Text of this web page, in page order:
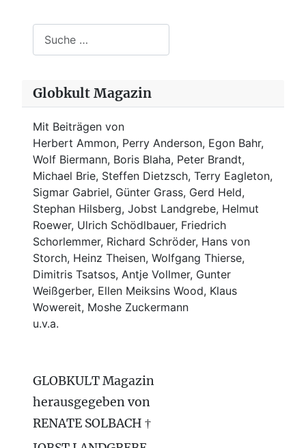
Globkult Magazin
Mit Beiträgen von
Herbert Ammon, Perry Anderson, Egon Bahr,
Wolf Biermann, Boris Blaha, Peter Brandt,
Michael Brie, Steffen Dietzsch, Terry Eagleton,
Sigmar Gabriel, Günter Grass, Gerd Held,
Stephan Hilsberg, Jobst Landgrebe, Helmut
Roewer, Ulrich Schödlbauer, Friedrich
Schorlemmer, Richard Schröder, Hans von
Storch, Heinz Theisen, Wolfgang Thierse,
Dimitris Tsatsos, Antje Vollmer, Gunter
Weißgerber, Ellen Meiksins Wood, Klaus
Wowereit, Moshe Zuckermann
u.v.a.
GLOBKULT Magazin
herausgegeben von
RENATE SOLBACH †